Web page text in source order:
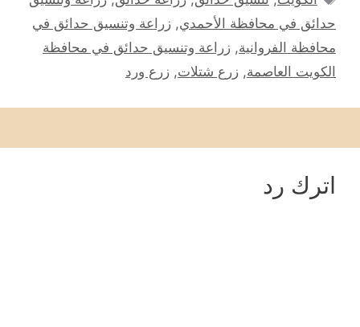
حدائق في محافظة الأحمدي, زراعة وتنسيق حدائق في
محافظة الفروانية, زراعة وتنسيق حدائق في محافظة
الكويت العاصمة, زرع شتلات, زرع ورد
اترك رد